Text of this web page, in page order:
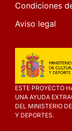
Condiciones
Aviso legal
ESTE PROYECTO
UNA AYUDA
DEL MINISTERIO
Y DEPORTES.